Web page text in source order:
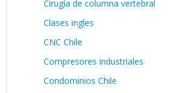
Cirugía de columna vertebral
Clases ingles
CNC Chile
Compresores industriales
Condominios Chile